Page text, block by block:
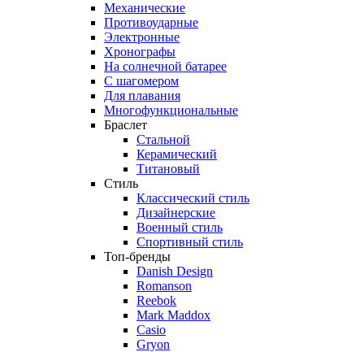
Механические
Противоударные
Электронные
Хронографы
На солнечной батарее
С шагомером
Для плавания
Многофункциональные
Браслет
Стальной
Керамический
Титановый
Стиль
Классический стиль
Дизайнерские
Военный стиль
Спортивный стиль
Топ-бренды
Danish Design
Romanson
Reebok
Mark Maddox
Casio
Gryon